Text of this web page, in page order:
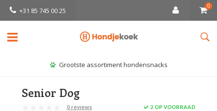
+31 85 745 00 25
0
Grootste assortiment hondensnacks
Senior Dog
0 reviews 2 OP VOORRAAD